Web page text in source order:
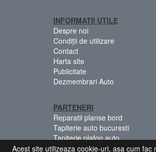
INFORMATII UTILE
Despre noi
Condiții de utilizare
Contact
Harta site
Publicitate
Dezmembrari Auto
PARTENERI
Reparatii planse bord
Tapiterie auto bucuresti
Tapiterie plafon auto
Centuri siguranta colorate
Acest site utilizeaza cookie-uri, asa cum fac